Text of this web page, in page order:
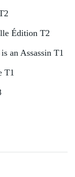
Édition T2
an Assassin T1
T1